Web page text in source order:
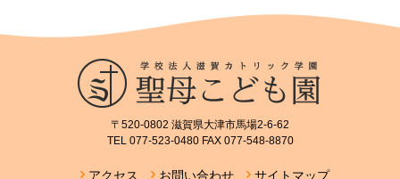
〒520-0802 滋賀県大津市馬場2-6-62
TEL 077-523-0480 FAX 077-548-8870
アクセス お問い合わせ サイトマップ